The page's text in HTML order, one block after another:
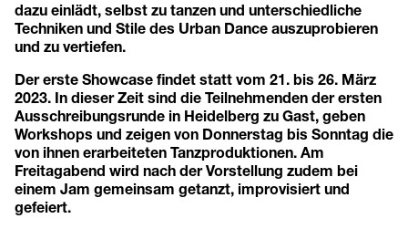
dazu einlädt, selbst zu tanzen und unterschiedliche
Techniken und Stile des Urban Dance auszuprobieren
und zu vertiefen.
Der erste Showcase findet statt vom 21. bis 26. März
2023. In dieser Zeit sind die Teilnehmenden der ersten
Ausschreibungsrunde in Heidelberg zu Gast, geben
Workshops und zeigen von Donnerstag bis Sonntag die
von ihnen erarbeiteten Tanzproduktionen. Am
Freitagabend wird nach der Vorstellung zudem bei
einem Jam gemeinsam getanzt, improvisiert und
gefeiert.